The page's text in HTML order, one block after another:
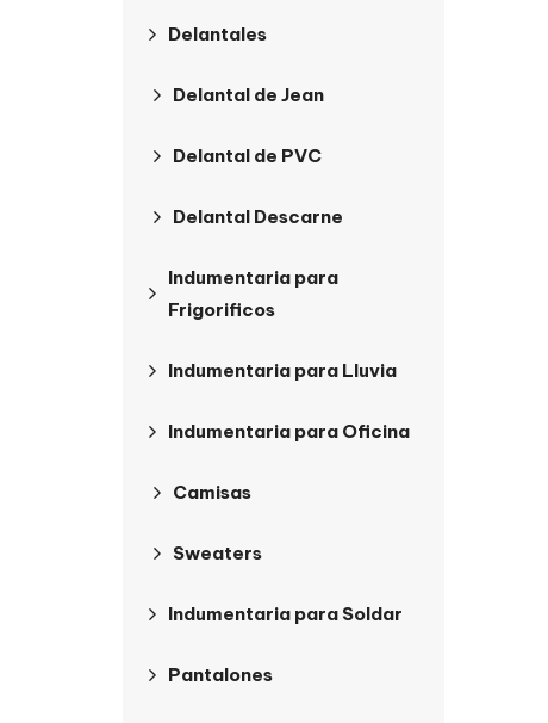
Delantales
Delantal de Jean
Delantal de PVC
Delantal Descarne
Indumentaria para
Frigorificos
Indumentaria para Lluvia
Indumentaria para Oficina
Camisas
Sweaters
Indumentaria para Soldar
Pantalones